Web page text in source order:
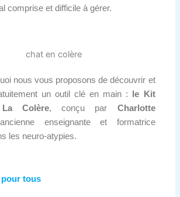
comprise et difficile à gérer.
nous vous proposons de découvrir et
un outil clé en main :
le Kit
Colère, conçu par Charlotte
enseignante et formatrice
les neuro-atypies.
pour tous